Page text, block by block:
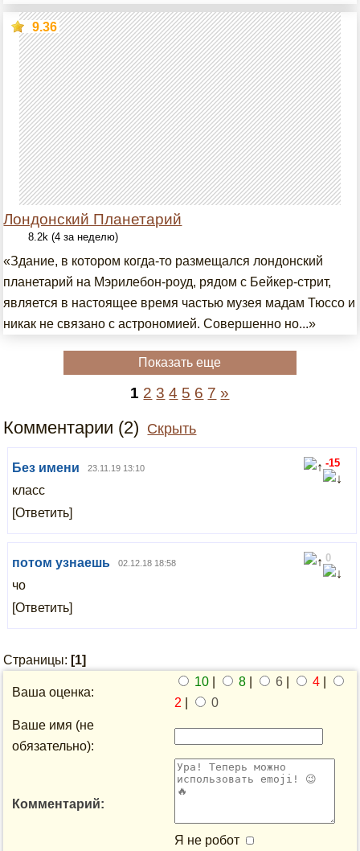
Лондонский Планетарий
9.36
8.2k (4 за неделю)
«Здание, в котором когда-то размещался лондонский
планетарий на Мэрилебон-роуд, рядом с Бейкер-стрит,
является в настоящее время частью музея мадам Тюссо и
никак не связано с астрономией. Совершенно но...»
Показать еще
1 2 3 4 5 6 7 »
Комментарии (2) Скрыть
Без имени 23.11.19 13:10
класс
[Ответить]
-15
потом узнаешь 02.12.18 18:58
чо
[Ответить]
0
Страницы: [1]
Ваша оценка:
10 8 6 4
2
0
Ваше имя (не
обязательно):
Комментарий:
Я не робот